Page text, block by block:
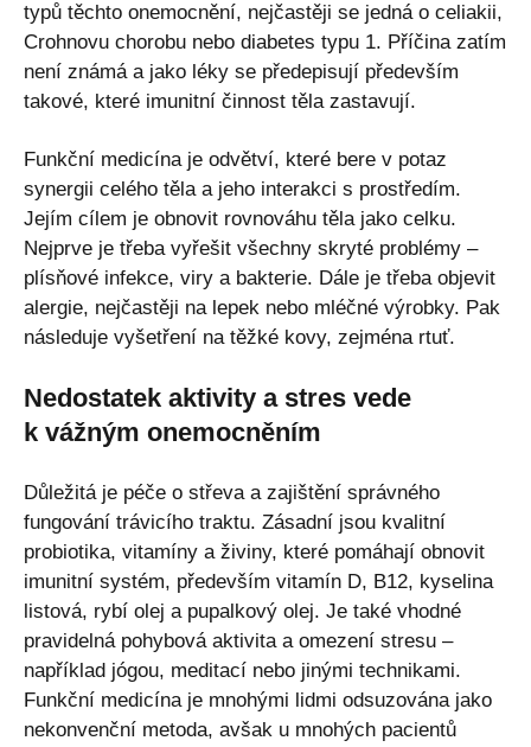
typů těchto onemocnění, nejčastěji se jedná o celiakii,
Crohnovu chorobu nebo diabetes typu 1. Příčina zatím
není známá a jako léky se předepisují především
takové, které imunitní činnost těla zastavují.
Funkční medicína je odvětví, které bere v potaz
synergii celého těla a jeho interakci s prostředím.
Jejím cílem je obnovit rovnováhu těla jako celku.
Nejprve je třeba vyřešit všechny skryté problémy –
plísňové infekce, viry a bakterie. Dále je třeba objevit
alergie, nejčastěji na lepek nebo mléčné výrobky. Pak
následuje vyšetření na těžké kovy, zejména rtuť.
Nedostatek aktivity a stres vede
k vážným onemocněním
Důležitá je péče o střeva a zajištění správného
fungování trávicího traktu. Zásadní jsou kvalitní
probiotika, vitamíny a živiny, které pomáhají obnovit
imunitní systém, především vitamín D, B12, kyselina
listová, rybí olej a pupalkový olej. Je také vhodné
pravidelná pohybová aktivita a omezení stresu –
například jógou, meditací nebo jinými technikami.
Funkční medicína je mnohými lidmi odsuzována jako
nekonvenční metoda, avšak u mnohých pacientů